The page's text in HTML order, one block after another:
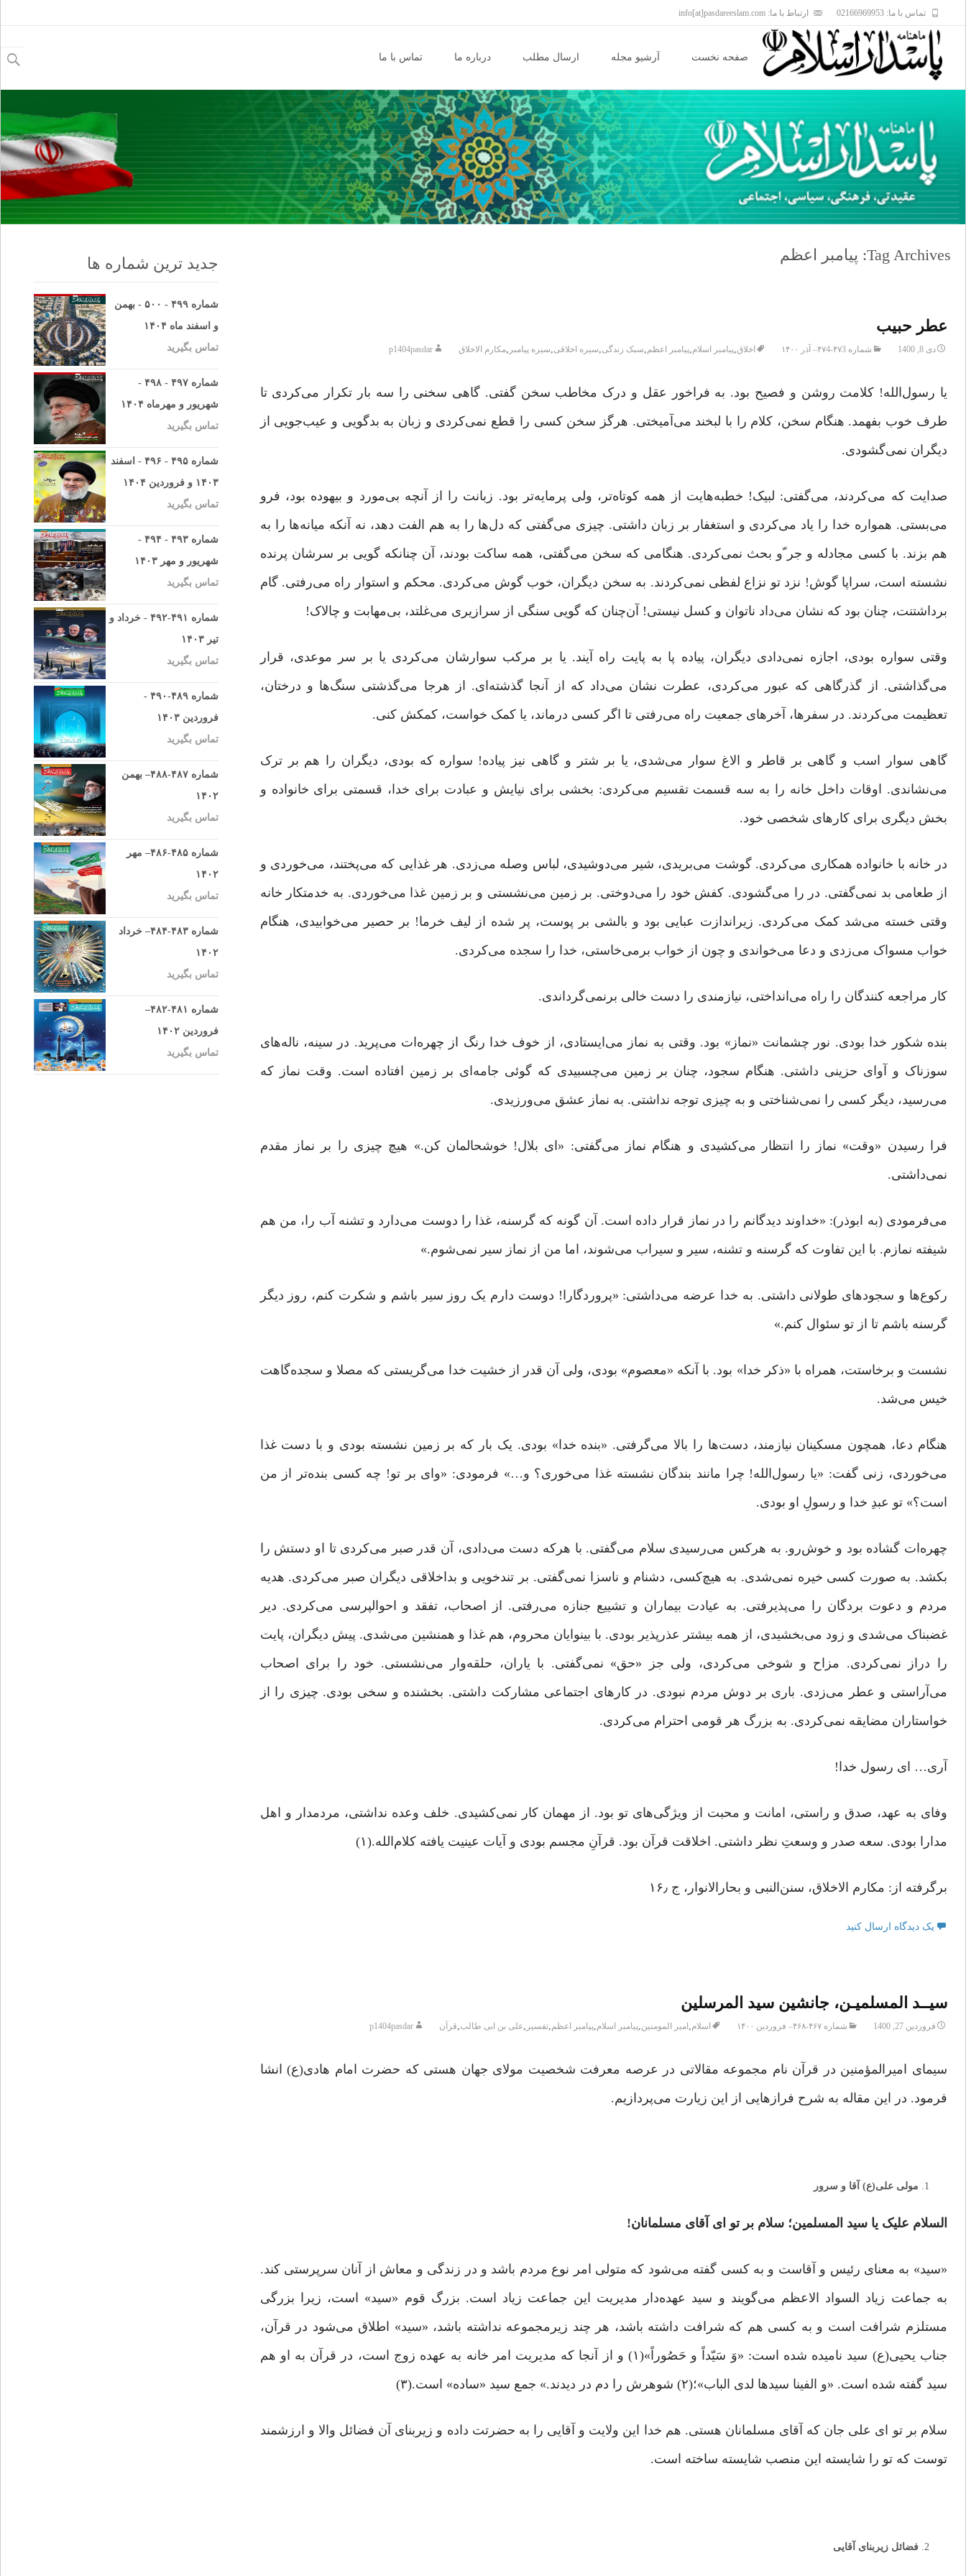
تماس با ما: 02166969953 ارتباط با ما: info[at]pasdareeslam.com
content
صفحه نخست آرشیو مجله ارسال مطلب درباره ما تماس با ما
برای:
Tag Archives: پیامبر اعظم
عطر حبیب
دی 8, 1400 شماره ۴۷3-۴۷4– آذر ۱۴۰۰ اخلاق,پیامبر اسلام,پیامبر اعظم,سبک زندگی,سیره اخلاقی,سیره پیامبر ,مکارم الاخلاق p1404pasdar
یا رسول‌الله! کلامت روشن و فصیح بود. به فراخور عقل و درک مخاطب سخن گفتی. گاهی سخنی را سه بار تکرار می‌کردی تا
طرف خوب بفهمد. هنگام سخن، کلام را با لبخند می‌آمیختی. هرگز سخن کسی را قطع نمی‌کردی و زبان به بدگویی و عیب‌جویی از
دیگران نمی‌گشودی.
صدایت که می‌کردند، می‌گفتی: لبیک! خطبه‌هایت از همه کوتاه‌تر، ولی پرمایه‌تر بود. زبانت را از آنچه بی‌مورد و بیهوده بود، فرو
می‌بستی. همواره خدا را یاد می‌کردی و استغفار بر زبان داشتی. چیزی می‌گفتی که دل‌ها را به هم الفت دهد، نه آنکه میانه‌ها را به
هم بزند. با کسی مجادله و جر ّو بحث نمی‌کردی. هنگامی که سخن می‌گفتی، همه ساکت بودند، آن چنانکه گویی بر سرشان پرنده
نشسته است، سراپا گوش! نزد تو نزاع لفظی نمی‌کردند. به سخن دیگران، خوب گوش می‌کردی. محکم و استوار راه می‌رفتی. گام
برداشتنت، چنان بود که نشان می‌داد ناتوان و کسل نیستی! آن‌چنان که گویی سنگی از سرازیری می‌غلتد، بی‌مهابت و چالاک!
وقتی سواره بودی، اجازه نمی‌دادی دیگران، پیاده پا به‌ پایت راه آیند. یا بر مرکب سوارشان می‌کردی یا بر سر موعدی، قرار
می‌گذاشتی. از گذرگاهی که عبور می‌کردی، عطرت نشان می‌داد که از آنجا گذشته‌ای. از هرجا می‌گذشتی سنگ‌ها و درختان،
تعظیمت می‌کردند. در سفرها، آخرهای جمعیت راه می‌رفتی تا اگر کسی درماند، یا کمک خواست، کمکش کنی.
گاهی سوار اسب و گاهی بر قاطر و الاغ سوار می‌شدی، یا بر شتر و گاهی نیز پیاده! سواره که بودی، دیگران را هم بر ترک
می‌نشاندی. اوقات داخل خانه را به سه قسمت تقسیم می‌کردی: بخشی برای نیایش و عبادت برای خدا، قسمتی برای خانواده و
بخش دیگری برای کارهای شخصی خود.
در خانه با خانواده همکاری می‌کردی. گوشت می‌بریدی، شیر می‌دوشیدی، لباس وصله می‌زدی. هر غذایی که می‌پختند، می‌خوردی و
از طعامی بد نمی‌گفتی. در را می‌گشودی. کفش خود را می‌دوختی. بر زمین می‌نشستی و بر زمین غذا می‌خوردی. به خدمتکار خانه
وقتی خسته می‌شد کمک می‌کردی. زیراندازت عبایی بود و بالشی بر پوست، پر شده از لیف خرما! بر حصیر می‌خوابیدی، هنگام
خواب مسواک می‌زدی و دعا می‌خواندی و چون از خواب برمی‌خاستی، خدا را سجده می‌کردی.
کار مراجعه کنندگان را راه می‌انداختی، نیازمندی را دست خالی برنمی‌گرداندی.
بنده‌ شکور خدا بودی. نور چشمانت «نماز» بود. وقتی به نماز می‌ایستادی، از خوف خدا رنگ از چهره‌ات می‌پرید. در سینه، ناله‌های
سوزناک و آوای حزینی داشتی. هنگام سجود، چنان بر زمین می‌چسبیدی که گوئی جامه‌ای بر زمین افتاده است. وقت نماز که
می‌رسید، دیگر کسی را نمی‌شناختی و به چیزی توجه نداشتی. به نماز عشق می‌ورزیدی.
فرا رسیدن «وقت» نماز را انتظار می‌کشیدی و هنگام نماز می‌گفتی: «ای بلال! خوشحالمان کن.» هیچ چیزی را بر نماز مقدم
نمی‌داشتی.
می‌فرمودی (به ابوذر): «خداوند دیدگانم را در نماز قرار داده است. آن گونه که گرسنه، غذا را دوست می‌دارد و تشنه آب را، من هم
شیفته نمازم. با این تفاوت که گرسنه و تشنه، سیر و سیراب می‌شوند، اما من از نماز سیر نمی‌شوم.»
رکوع‌ها و سجودهای طولانی داشتی. به خدا عرضه می‌داشتی: «پروردگارا! دوست دارم یک روز سیر باشم و شکرت کنم، روز دیگر
گرسنه باشم تا از تو سئوال کنم.»
نشست و برخاستت، همراه با «ذکر خدا» بود. با آنکه «معصوم» بودی، ولی آن‌ قدر از خشیت خدا می‌گریستی که مصلا و سجده‌گاهت
خیس می‌شد.
هنگام دعا، همچون مسکینان نیازمند، دست‌ها را بالا می‌گرفتی. «بنده خدا» بودی. یک بار که بر زمین نشسته بودی و با دست غذا
می‌خوردی، زنی گفت: «یا رسول‌الله! چرا مانند بندگان نشسته غذا می‌خوری؟ و…» فرمودی: «وای بر تو! چه کسی بنده‌تر از من
است؟» تو عبدِ خدا و رسولِ او بودی.
چهره‌ات گشاده بود و خوش‌رو. به هرکس می‌رسیدی سلام می‌گفتی. با هرکه دست می‌دادی، آن ‌قدر صبر می‌کردی تا او دستش را
بکشد. به صورت کسی خیره نمی‌شدی. به هیچ‌کسی، دشنام و ناسزا نمی‌گفتی. بر تندخویی و بداخلاقی دیگران صبر می‌کردی. هدیه‌
مردم و دعوت بردگان را می‌پذیرفتی. به عیادت بیماران و تشییع جنازه می‌رفتی. از اصحاب، تفقد و احوالپرسی می‌کردی. دیر
غضبناک می‌شدی و زود می‌بخشیدی، از همه بیشتر عذرپذیر بودی. با بینوایان محروم، هم غذا و همنشین می‌شدی. پیش دیگران، پایت
را دراز نمی‌کردی. مزاح و شوخی می‌کردی، ولی جز «حق» نمی‌گفتی. با یاران، حلقه‌وار می‌نشستی. خود را برای اصحاب
می‌آراستی و عطر می‌زدی. باری بر دوش مردم نبودی. در کارهای اجتماعی مشارکت داشتی. بخشنده و سخی بودی. چیزی را از
خواستاران مضایقه نمی‌کردی. به بزرگ هر قومی احترام می‌کردی.
آری… ای رسول خدا!
وفای به عهد، صدق و راستی، امانت و محبت از ویژگی‌های تو بود. از مهمان کار نمی‌کشیدی. خلف وعده نداشتی، مردمدار و اهل
مدارا بودی. سعه صدر و وسعتِ نظر داشتی. اخلاقت قرآن بود. قرآنِ مجسم بودی و آیات عینیت یافته کلام‌الله.(۱)
برگرفته از: مکارم الاخلاق، سنن‌النبی و بحارالانوار، ج ۱۶٫
یک دیدگاه ارسال کنید
سیــد المسلمیـن، جانشین سید المرسلین
فروردین 27, 1400 شماره ۴۶۷-۴۶۸– فروردین ۱۴۰۰ اسلام, امیر المومنین,پیامبر اسلام,پیامبر اعظم,تفسیر ,علی بن ابی طالب,قرآن p1404pasdar
سیمای امیرالمؤمنین در قرآن نام مجموعه مقالاتی در عرصه معرفت شخصیت مولای جهان هستی که حضرت امام هادی(ع) انشا
فرمود. در این مقاله به شرح فرازهایی از این زیارت می‌پردازیم.
مولی علی(ع) آقا و سرور
السلام علیک یا سید المسلمین؛ سلام بر تو ای آقای مسلمانان!
«سید» به معنای رئیس و آقاست و به کسی گفته می‌شود که متولی امر نوع مردم باشد و در زندگی و معاش از آنان سرپرستی کند.
به جماعت زیاد السواد الاعظم می‌گویند و سید عهده‌دار مدیریت این جماعت زیاد است. بزرگ قوم «سید» است، زیرا بزرگی
مستلزم شرافت است و به کسی هم که شرافت داشته باشد، هر چند زیرمجموعه نداشته باشد، «سید» اطلاق می‌شود در قرآن،
جناب یحیی(ع) سید نامیده شده است: «وَ سَیّداً و حَصُوراً»(۱) و از آنجا که مدیریت امر خانه به عهده زوج است، در قرآن به او هم
سید گفته شده است. «و الفینا سیدها لدی الباب»؛(۲) شوهرش را دم در دیدند.» جمع سید «ساده» است.(۳)
سلام بر تو ای علی جان که آقای مسلمانان هستی. هم خدا این ولایت و آقایی را به حضرتت داده و زیربنای آن فضائل والا و ارزشمند
توست که تو را شایسته این منصب شایسته ساخته است.
فضائل زیربنای آقایی
جدید ترین شماره ها
شماره ۴۹۹ - ۵۰۰ - بهمن
و اسفند ماه ۱۴۰۴
تماس بگیرید
شماره ۴۹۷ - ۴۹۸ -
شهریور و مهرماه ۱۴۰۴
تماس بگیرید
شماره ۴۹۵ - ۴۹۶ - اسفند
۱۴۰۳ و فروردین ۱۴۰۴
تماس بگیرید
شماره ۴۹۳ - ۴۹۴ -
شهریور و مهر ۱۴۰۳
تماس بگیرید
شماره ۴۹۱-۴۹۲ - خرداد و
تیر ۱۴۰۳
تماس بگیرید
شماره ۴۸۹-۴۹۰ -
فروردین ۱۴۰۳
تماس بگیرید
شماره ۴۸۷-۴۸۸– بهمن
۱۴۰۲
تماس بگیرید
شماره ۴۸۵-۴۸۶– مهر
۱۴۰۲
تماس بگیرید
شماره ۴۸۳-۴۸۴– خرداد
۱۴۰۲
تماس بگیرید
شماره ۴۸۱-۴۸۲–
فروردین ۱۴۰۲
تماس بگیرید